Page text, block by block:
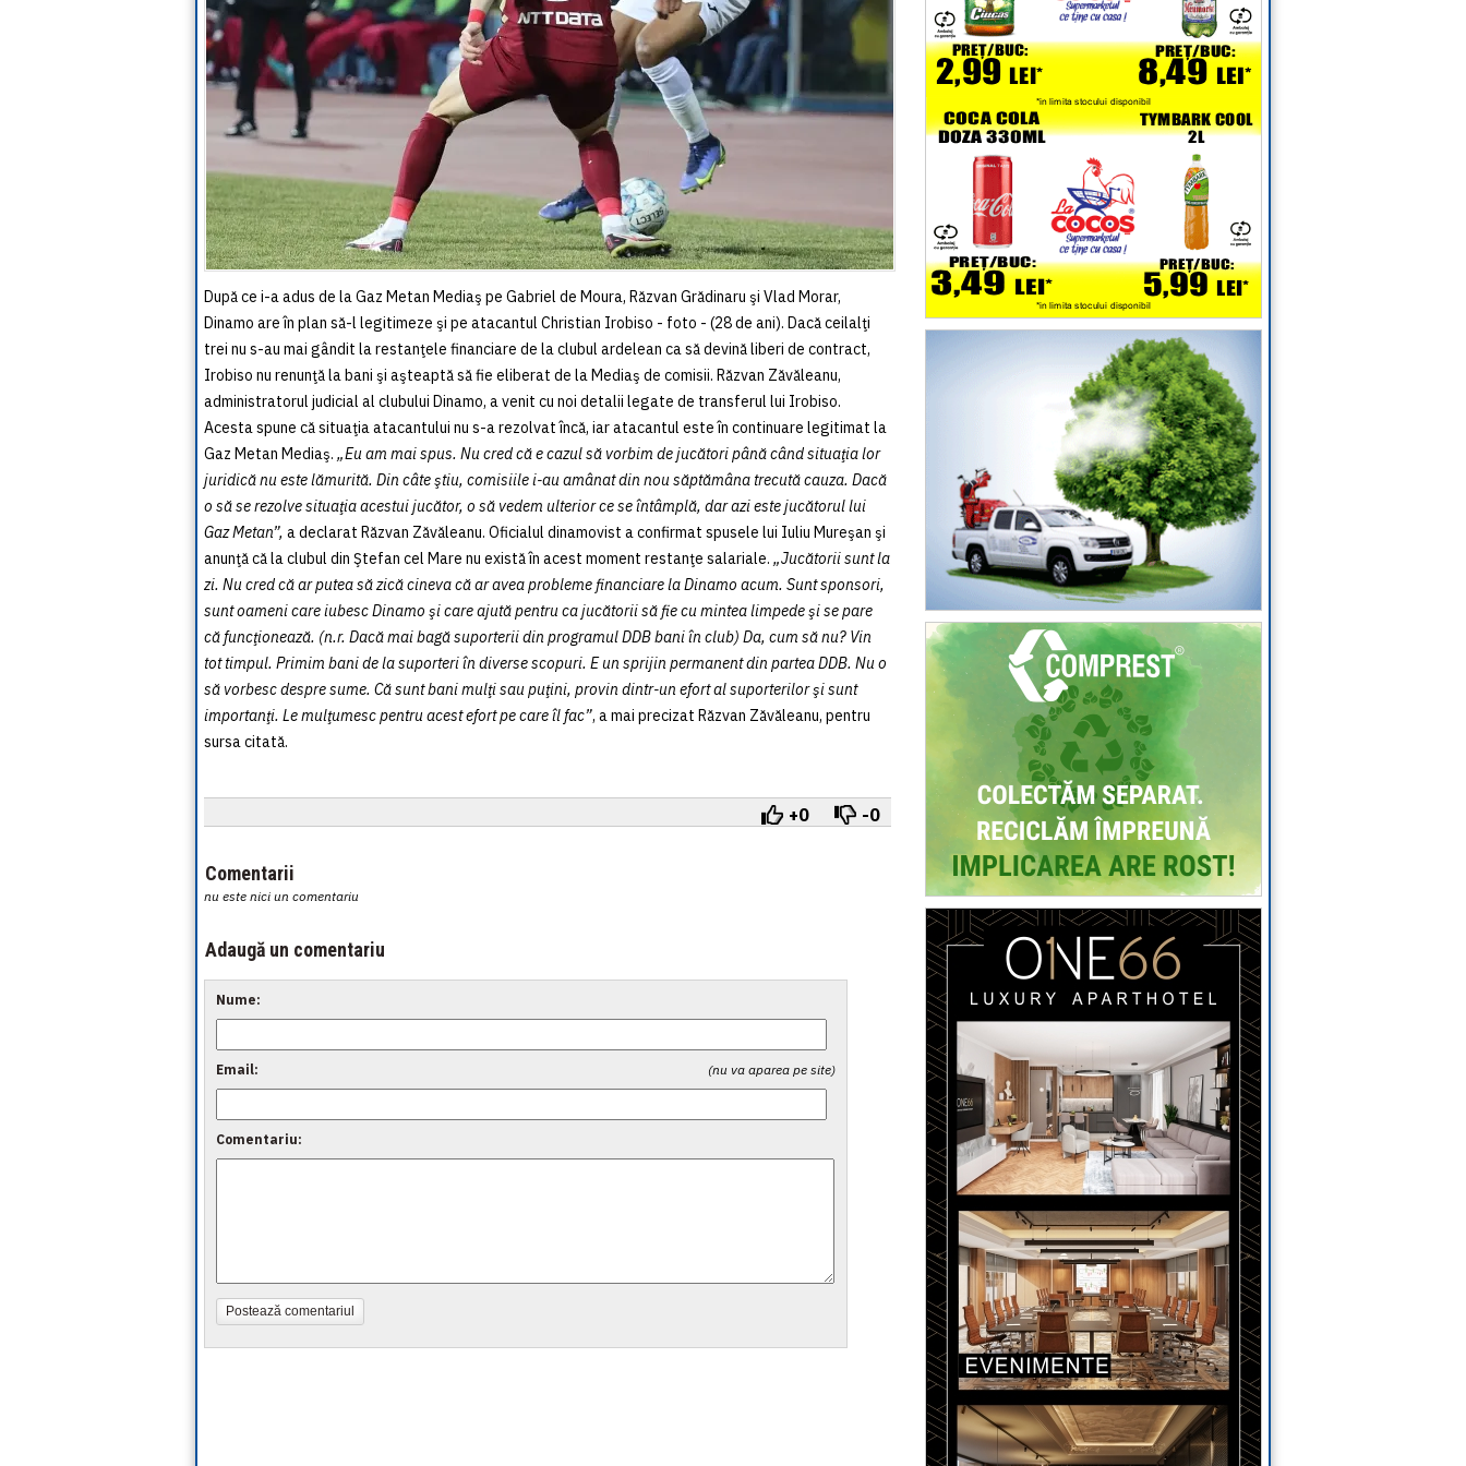
După ce i-a adus de la Gaz Metan Mediaş pe Gabriel de Moura, Răzvan Grădinaru şi Vlad Morar,
Dinamo are în plan să-l legitimeze şi pe atacantul Christian Irobiso - foto - (28 de ani). Dacă ceilalţi
trei nu s-au mai gândit la restanţele financiare de la clubul ardelean ca să devină liberi de contract,
Irobiso nu renunţă la bani şi aşteaptă să fie eliberat de la Mediaş de comisii. Răzvan Zăvăleanu,
administratorul judicial al clubului Dinamo, a venit cu noi detalii legate de transferul lui Irobiso.
Acesta spune că situaţia atacantului nu s-a rezolvat încă, iar atacantul este în continuare legitimat la
Gaz Metan Mediaş. „Eu am mai spus. Nu cred că e cazul să vorbim de jucători până când situaţia lor
juridică nu este lămurită. Din câte ştiu, comisiile i-au amânat din nou săptămâna trecută cauza. Dacă
o să se rezolve situaţia acestui jucător, o să vedem ulterior ce se întâmplă, dar azi este jucătorul lui
Gaz Metan”, a declarat Răzvan Zăvăleanu. Oficialul dinamovist a confirmat spusele lui Iuliu Mureşan şi
anunţă că la clubul din Ştefan cel Mare nu există în acest moment restanţe salariale. „Jucătorii sunt la
zi. Nu cred că ar putea să zică cineva că ar avea probleme financiare la Dinamo acum. Sunt sponsori,
sunt oameni care iubesc Dinamo şi care ajută pentru ca jucătorii să fie cu mintea limpede şi se pare
că funcţionează. (n.r. Dacă mai bagă suporterii din programul DDB bani în club) Da, cum să nu? Vin
tot timpul. Primim bani de la suporteri în diverse scopuri. E un sprijin permanent din partea DDB. Nu o
să vorbesc despre sume. Că sunt bani mulţi sau puţini, provin dintr-un efort al suporterilor şi sunt
importanţi. Le mulţumesc pentru acest efort pe care îl fac”, a mai precizat Răzvan Zăvăleanu, pentru
sursa citată.
+0 -0
Comentarii
nu este nici un comentariu
Adaugă un comentariu
Nume:
(nu va aparea pe site)
Email:
Comentariu:
Postează comentariul